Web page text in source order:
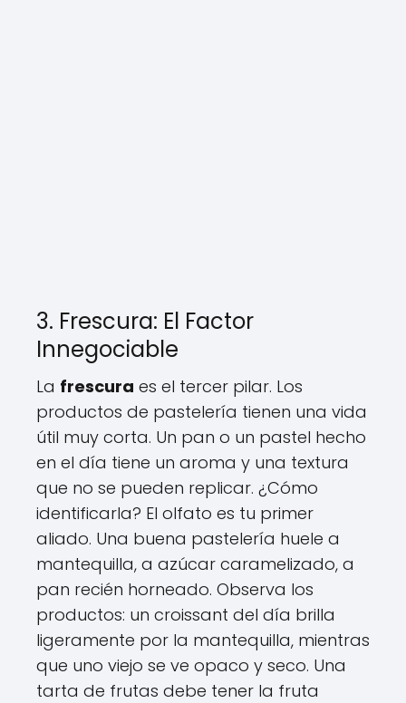
3. Frescura: El Factor
Innegociable
La frescura es el tercer pilar. Los
productos de pastelería tienen una vida
útil muy corta. Un pan o un pastel hecho
en el día tiene un aroma y una textura
que no se pueden replicar. ¿Cómo
identificarla? El olfato es tu primer
aliado. Una buena pastelería huele a
mantequilla, a azúcar caramelizado, a
pan recién horneado. Observa los
productos: un croissant del día brilla
ligeramente por la mantequilla, mientras
que uno viejo se ve opaco y seco. Una
tarta de frutas debe tener la fruta